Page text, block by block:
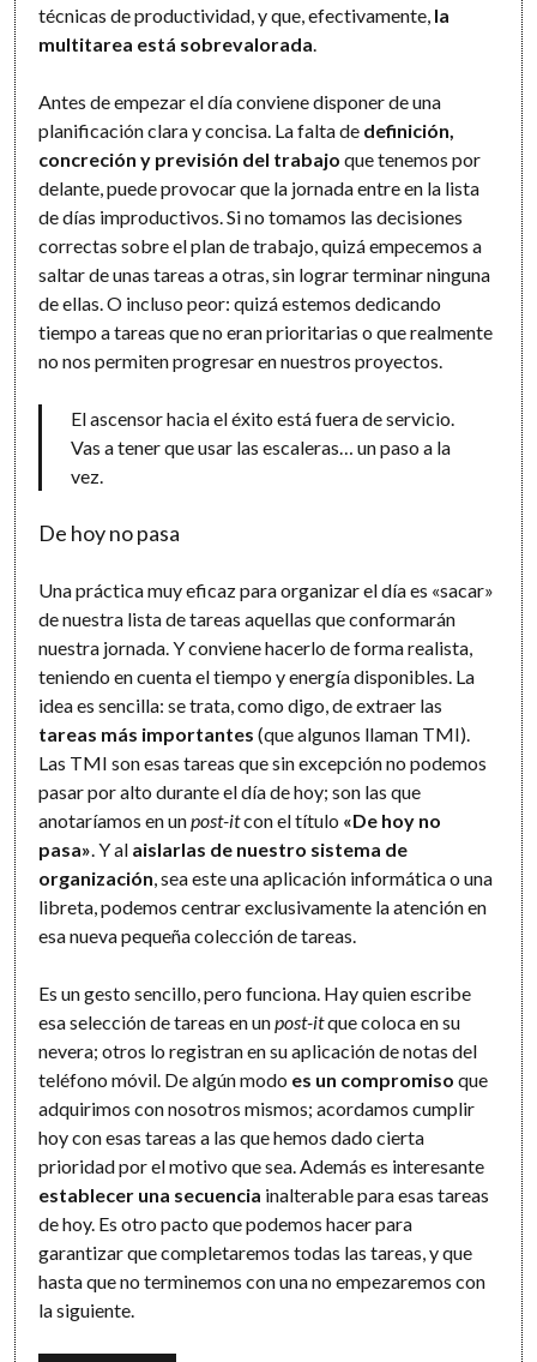
técnicas de productividad, y que, efectivamente, la
multitarea está sobrevalorada.
Antes de empezar el día conviene disponer de una
planificación clara y concisa. La falta de definición,
concreción y previsión del trabajo que tenemos por
delante, puede provocar que la jornada entre en la lista
de días improductivos. Si no tomamos las decisiones
correctas sobre el plan de trabajo, quizá empecemos a
saltar de unas tareas a otras, sin lograr terminar ninguna
de ellas. O incluso peor: quizá estemos dedicando
tiempo a tareas que no eran prioritarias o que realmente
no nos permiten progresar en nuestros proyectos.
El ascensor hacia el éxito está fuera de servicio.
Vas a tener que usar las escaleras… un paso a la
vez.
De hoy no pasa
Una práctica muy eficaz para organizar el día es «sacar»
de nuestra lista de tareas aquellas que conformarán
nuestra jornada. Y conviene hacerlo de forma realista,
teniendo en cuenta el tiempo y energía disponibles. La
idea es sencilla: se trata, como digo, de extraer las
tareas más importantes (que algunos llaman TMI).
Las TMI son esas tareas que sin excepción no podemos
pasar por alto durante el día de hoy; son las que
anotaríamos en unpost-itcon el título «De hoy no
pasa». Y al aislarlas de nuestro sistema de
organización, sea este una aplicación informática o una
libreta, podemos centrar exclusivamente la atención en
esa nueva pequeña colección de tareas.
Es un gesto sencillo, pero funciona. Hay quien escribe
esa selección de tareas en unpost-itque coloca en su
nevera; otros lo registran en su aplicación de notas del
teléfono móvil. De algún modo es un compromiso que
adquirimos con nosotros mismos; acordamos cumplir
hoy con esas tareas a las que hemos dado cierta
prioridad por el motivo que sea. Además es interesante
establecer una secuencia inalterable para esas tareas
de hoy. Es otro pacto que podemos hacer para
garantizar que completaremos todas las tareas, y que
hasta que no terminemos con una no empezaremos con
la siguiente.